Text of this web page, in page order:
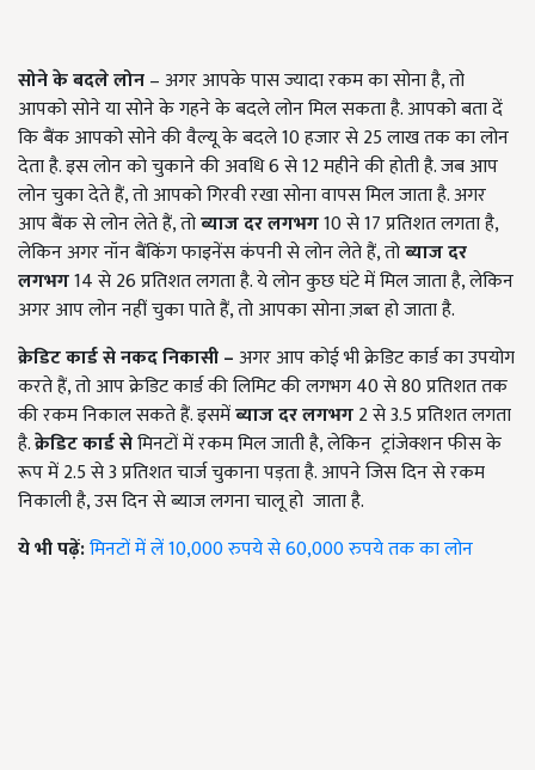
सोने के बदले लोन– अगर आपके पास ज्यादा रकम का सोना है, तो
आपको सोने या सोने के गहने के बदले लोन मिल सकता है. आपको बता दें
कि बैंक आपको सोने की वैल्यू के बदले 10 हजार से 25 लाख तक का लोन
देता है. इस लोन को चुकाने की अवधि 6 से 12 महीने की होती है. जब आप
लोन चुका देते हैं, तो आपको गिरवी रखा सोना वापस मिल जाता है. अगर
आप बैंक से लोन लेते हैं, तोब्याज दरलगभग10 से 17 प्रतिशत लगता है,
लेकिन अगर नॉन बैंकिंग फाइनेंस कंपनी से लोन लेते हैं, तोब्याज दर
लगभग14 से 26 प्रतिशत लगता है. ये लोन कुछ घंटे में मिल जाता है, लेकिन
अगर आप लोन नहीं चुका पाते हैं, तो आपका सोना ज़ब्त हो जाता है.
क्रेडिट कार्ड से नकद निकासी–अगर आप कोई भी क्रेडिट कार्ड का उपयोग
करते हैं, तो आप क्रेडिट कार्ड की लिमिट की लगभग 40 से 80 प्रतिशत तक
की रकम निकाल सकते हैं. इसमेंब्याज दरलगभग2 से 3.5 प्रतिशत लगता
है.क्रेडिट कार्ड सेमिनटों में रकम मिल जाती है, लेकिन ट्रांजेक्शन फीस के
रूप में 2.5 से 3 प्रतिशत चार्ज चुकाना पड़ता है. आपने जिस दिन से रकम
निकाली है, उस दिन से ब्याज लगना चालू हो जाता है.
ये भी पढ़ें:मिनटों में लें 10,000 रुपये से 60,000 रुपये तक का लोन